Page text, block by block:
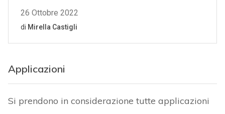
funzioni del modello di maturità delle
applicazioni comprendono:
Protezione dalle minacce.
Sicurezza delle applicazioni.